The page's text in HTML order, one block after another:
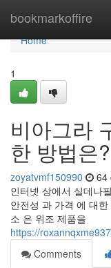
bookmarkoffire
Home
Home
1
비아그라
한 방법은?
zoyatvmf150990 64
인터넷 상에서 실데나
안전성 과 가격 에 대
소 은 위조 제품을
https://
Comments